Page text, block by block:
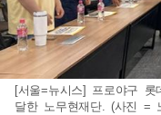
[서울=뉴시스] 프로야구
달한 노무현재단. (사진 =